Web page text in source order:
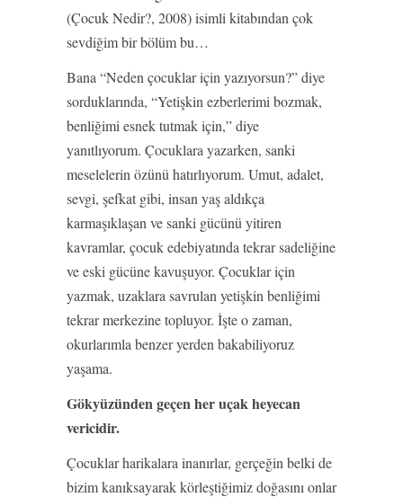
(Çocuk Nedir?, 2008) isimli kitabından çok
sevdiğim bir bölüm bu…
Bana “Neden çocuklar için yazıyorsun?” diye
sorduklarında, “Yetişkin ezberlerimi bozmak,
benliğimi esnek tutmak için,” diye
yanıtlıyorum. Çocuklara yazarken, sanki
meselelerin özünü hatırlıyorum. Umut, adalet,
sevgi, şefkat gibi, insan yaş aldıkça
karmaşıklaşan ve sanki gücünü yitiren
kavramlar, çocuk edebiyatında tekrar sadeliğine
ve eski gücüne kavuşuyor. Çocuklar için
yazmak, uzaklara savrulan yetişkin benliğimi
tekrar merkezine topluyor. İşte o zaman,
okurlarımla benzer yerden bakabiliyoruz
yaşama.
Gökyüzünden geçen her uçak heyecan
vericidir.
Çocuklar harikalara inanırlar, gerçeğin belki de
bizim kanıksayarak körleştiğimiz doğasını onlar